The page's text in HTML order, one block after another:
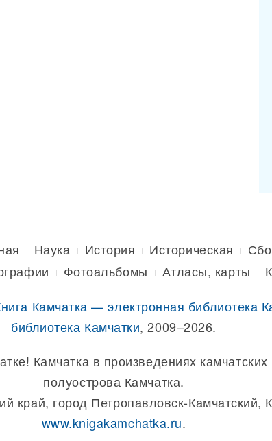
Наука История Историческая
Фотоальбомы Атласы, карты
Камчатка — электронная библиотека
библиотека Камчатки, 2009–2026.
Камчатка в произведениях
полуострова Камчатка.
край, город Петропавловск-Камчатский,
www.knigakamchatka.ru.